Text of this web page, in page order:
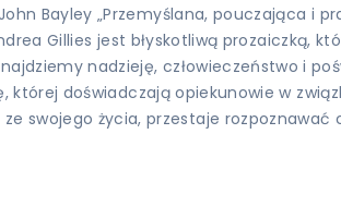
Bayley „Przemyślana, pouczająca i
Gillies jest błyskotliwą prozaiczką,
nadzieję, człowieczeństwo i
której doświadczają opiekunowie w
swojego życia, przestaje rozpoznawać